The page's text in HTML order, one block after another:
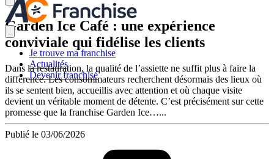
Je trouve ma franchise
Actualités
Devenir franchisé
Garden Ice Café : une expérience
conviviale qui fidélise les clients
Dans la restauration, la qualité de l’assiette ne suffit plus à faire la
différence. Les consommateurs recherchent désormais des lieux où
ils se sentent bien, accueillis avec attention et où chaque visite
devient un véritable moment de détente. C’est précisément sur cette
promesse que la franchise Garden Ice…...
Publié le 03/06/2026